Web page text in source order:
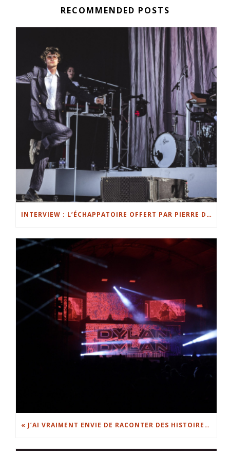
RECOMMENDED POSTS
INTERVIEW : L’ÉCHAPPATOIRE OFFERT PAR PIERRE DE MAERE
« J’AI VRAIMENT ENVIE DE RACONTER DES HISTOIRES » : DYLAN DYLAN